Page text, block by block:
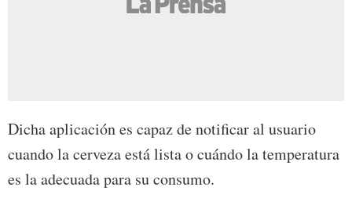
Dicha aplicación es capaz de notificar al usuario
cuando la cerveza está lista o cuándo la temperatura
es la adecuada para su consumo.